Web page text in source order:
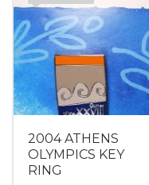
2004 ATHENS
OLYMPICS KEY
RING